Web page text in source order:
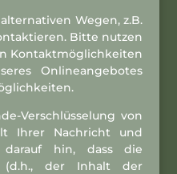
Wegen, z.B.
Bitte nutzen
Kontaktmöglichkeiten
Onlineangebotes
Verschlüsselung von
Ihrer Nachricht und
hin, dass die
(d.h., der Inhalt der